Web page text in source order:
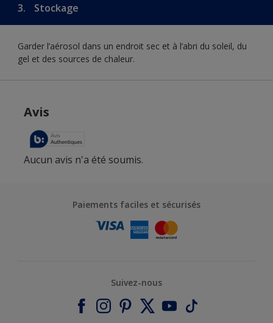
3. Stockage
Garder l’aérosol dans un endroit sec et à l’abri du soleil, du
gel et des sources de chaleur.
Paiements faciles et sécurisés
Suivez-nous